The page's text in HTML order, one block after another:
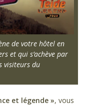
de votre hôtel en
et qui s’achève par
visiteurs du
et légende », vous